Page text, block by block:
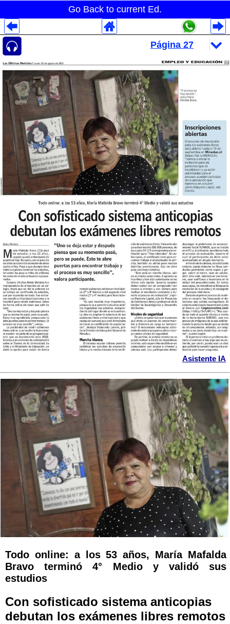
Go Back to current Ed.
Asistente IA
Todo online: a los 53 años, María Mafalda
Bravo terminó 4° Medio y validó sus
estudios
Con sofisticado sistema anticopias
debutan los exámenes libres remotos
Despliegues Analytics
Despliegues Totales
Despliegues por Rubros